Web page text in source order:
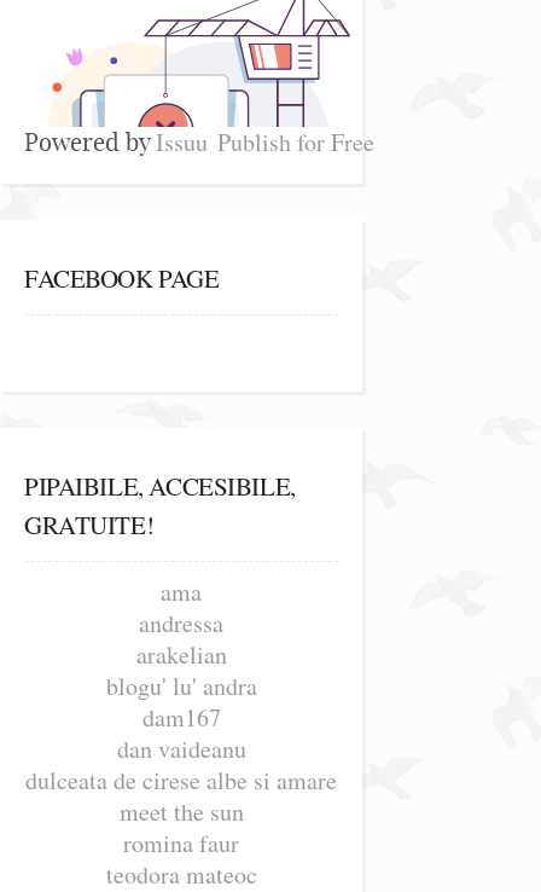
Powered byIssuu Publish for Free
FACEBOOK PAGE
PIPAIBILE, ACCESIBILE,
GRATUITE!
ama
andressa
arakelian
blogu' lu' andra
dam167
dan vaideanu
dulceata de cirese albe si amare
meet the sun
romina faur
teodora mateoc